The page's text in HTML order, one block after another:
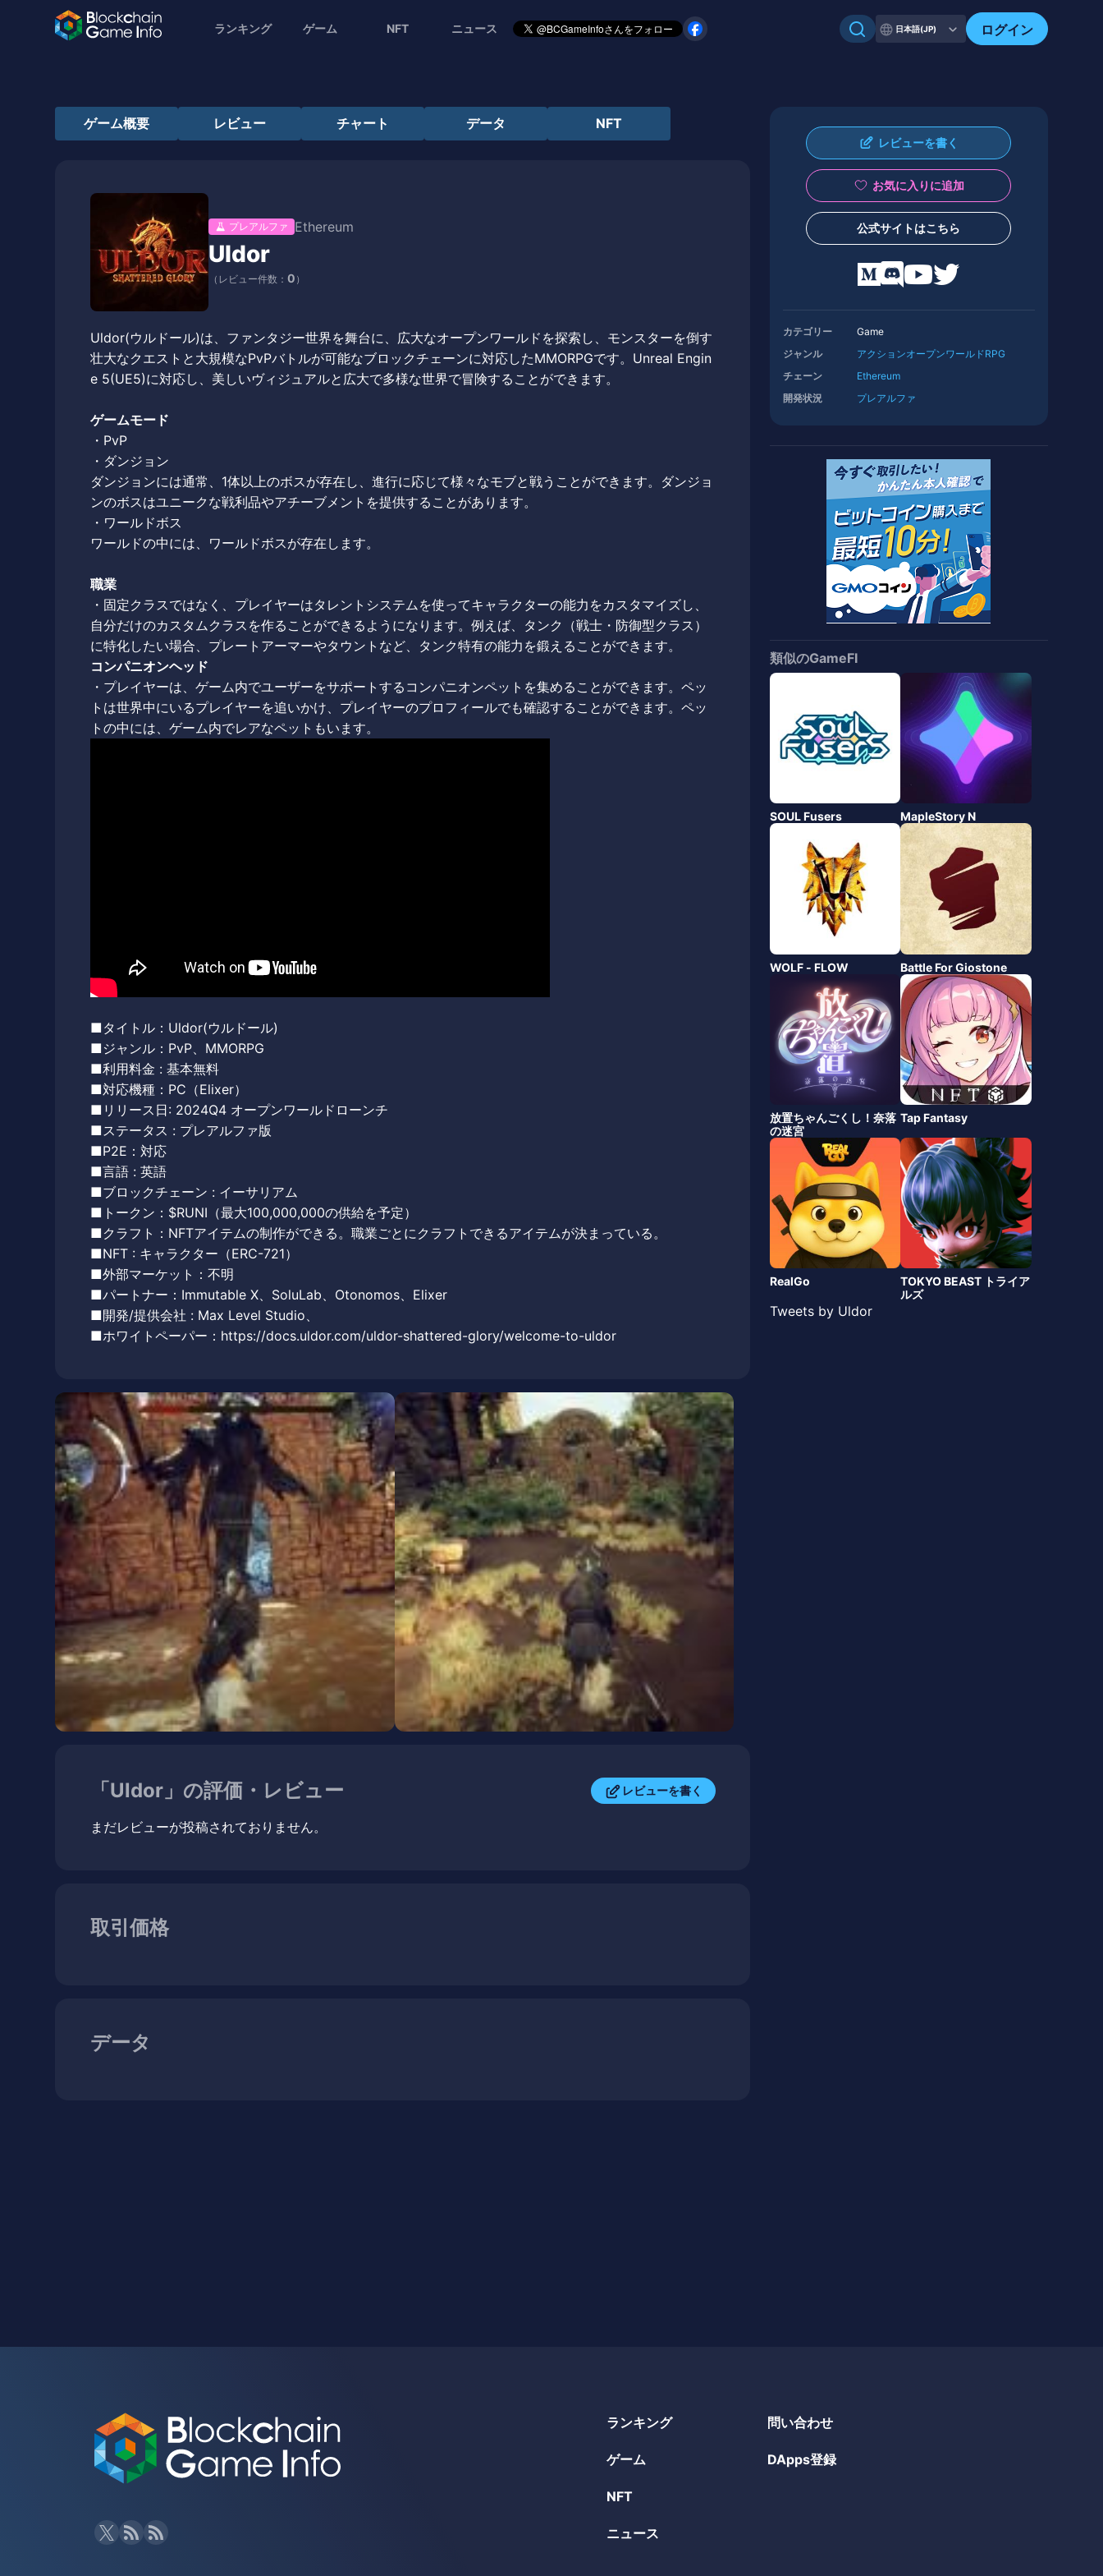
ランキング ゲーム NFT ニュース 日本語(JP) ログイン
ゲーム概要 レビュー チャート データ NFT
プレアルファ Ethereum
Uldor
（レビュー件数： 0 ）
Uldor(ウルドール)は、ファンタジー世界を舞台に、広大なオープンワールドを探索し、モンスターを倒す
壮大なクエストと大規模なPvPバトルが可能なブロックチェーンに対応したMMORPGです。Unreal Engin
e 5(UE5)に対応し、美しいヴィジュアルと広大で多様な世界で冒険することができます。
ゲームモード
・PvP
・ダンジョン
ダンジョンには通常、1体以上のボスが存在し、進行に応じて様々なモブと戦うことができます。ダンジョ
ンのボスはユニークな戦利品やアチーブメントを提供することがあります。
・ワールドボス
ワールドの中には、ワールドボスが存在します。
職業
・固定クラスではなく、プレイヤーはタレントシステムを使ってキャラクターの能力をカスタマイズし、
自分だけのカスタムクラスを作ることができるようになります。例えば、タンク（戦士・防御型クラス）
に特化したい場合、プレートアーマーやタウントなど、タンク特有の能力を鍛えることができます。
コンパニオンヘッド
・プレイヤーは、ゲーム内でユーザーをサポートするコンパニオンペットを集めることができます。ペッ
トは世界中にいるプレイヤーを追いかけ、プレイヤーのプロフィールでも確認することができます。ペッ
トの中には、ゲーム内でレアなペットもいます。
■タイトル：Uldor(ウルドール)
■ジャンル：PvP、MMORPG
■利用料金 : 基本無料
■対応機種：PC（Elixer）
■リリース日: 2024Q4 オープンワールドローンチ
■ステータス : プレアルファ版
■P2E：対応
■言語 : 英語
■ブロックチェーン : イーサリアム
■トークン：$RUNI（最大100,000,000の供給を予定）
■クラフト：NFTアイテムの制作ができる。職業ごとにクラフトできるアイテムが決まっている。
■NFT : キャラクター（ERC-721）
■外部マーケット：不明
■パートナー：Immutable X、SoluLab、Otonomos、Elixer
■開発/提供会社 : Max Level Studio、
■ホワイトペーパー： https://docs.uldor.com/uldor-shattered-glory/welcome-to-uldor
「Uldor」の評価・レビュー レビューを書く
まだレビューが投稿されておりません。
取引価格
データ
レビューを書く
お気に入りに追加
公式サイトはこちら
カテゴリー
Game
ジャンル
アクションオープンワールドRPG
チェーン
Ethereum
開発状況
プレアルファ
類似のGameFI
SOUL Fusers MapleStory N
WOLF - FLOW Battle For Giostone
放置ちゃんごくし！奈落
の迷宮
Tap Fantasy
RealGo
TOKYO BEAST トライア
ルズ
Tweets by Uldor
ランキング
ゲーム
NFT
ニュース
問い合わせ
DApps登録